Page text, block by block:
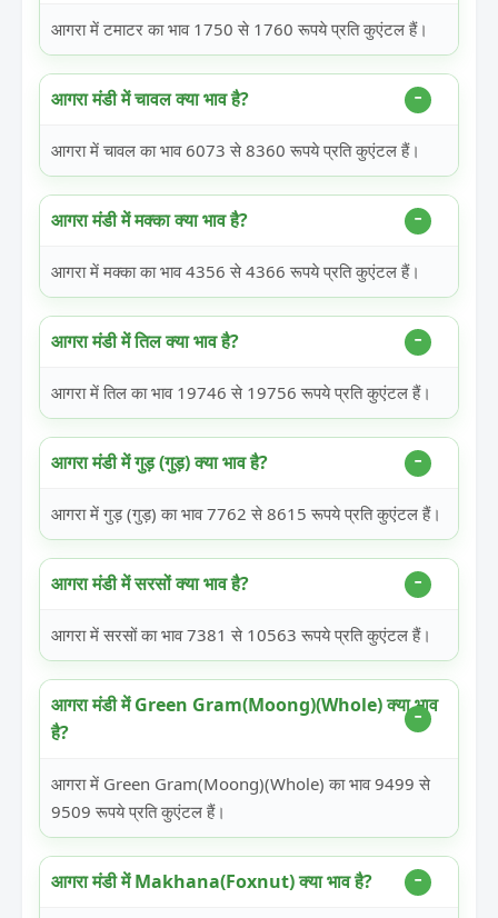
आगरा में टमाटर का भाव 1750 से 1760 रूपये प्रति कुएंटल हैं।
आगरा मंडी में चावल क्या भाव है?
आगरा में चावल का भाव 6073 से 8360 रूपये प्रति कुएंटल हैं।
आगरा मंडी में मक्का क्या भाव है?
आगरा में मक्का का भाव 4356 से 4366 रूपये प्रति कुएंटल हैं।
आगरा मंडी में तिल क्या भाव है?
आगरा में तिल का भाव 19746 से 19756 रूपये प्रति कुएंटल हैं।
आगरा मंडी में गुड़ (गुड़) क्या भाव है?
आगरा में गुड़ (गुड़) का भाव 7762 से 8615 रूपये प्रति कुएंटल हैं।
आगरा मंडी में सरसों क्या भाव है?
आगरा में सरसों का भाव 7381 से 10563 रूपये प्रति कुएंटल हैं।
आगरा मंडी में Green Gram(Moong)(Whole) क्या भाव
है?
आगरा में Green Gram(Moong)(Whole) का भाव 9499 से
9509 रूपये प्रति कुएंटल हैं।
आगरा मंडी में Makhana(Foxnut) क्या भाव है?